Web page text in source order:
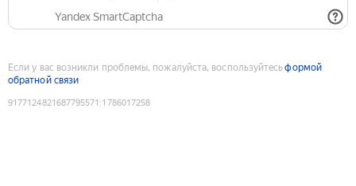
Yandex SmartCaptcha
Если у вас возникли проблемы, пожалуйста, воспользуйтесьформой
обратной связи
9177124821687795571 :1786017258